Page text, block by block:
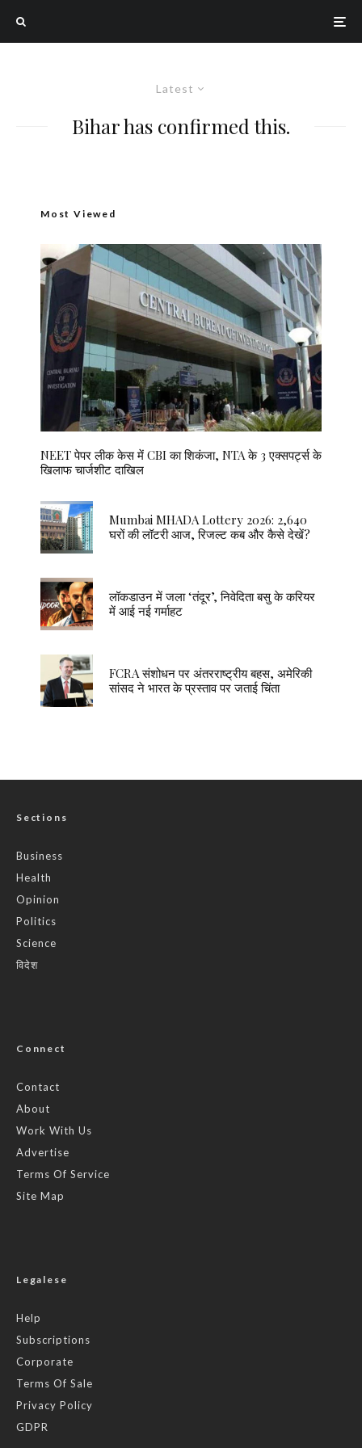
Latest
Bihar has confirmed this.
Most Viewed
NEET पेपर लीक केस में CBI का शिकंजा, NTA के 3 एक्सपर्ट्स के
खिलाफ चार्जशीट दाखिल
Mumbai MHADA Lottery 2026: 2,640
घरों की लॉटरी आज, रिजल्ट कब और कैसे देखें?
लॉकडाउन में जला ‘तंदूर’, निवेदिता बसु के करियर
में आई नई गर्माहट
FCRA संशोधन पर अंतरराष्ट्रीय बहस, अमेरिकी
सांसद ने भारत के प्रस्ताव पर जताई चिंता
Sections
Business
Health
Opinion
Politics
Science
विदेश
Connect
Contact
About
Work With Us
Advertise
Terms Of Service
Site Map
Legalese
Help
Subscriptions
Corporate
Terms Of Sale
Privacy Policy
GDPR